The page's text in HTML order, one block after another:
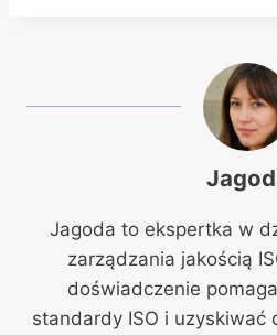
Jagoda to ekspertka w
zarządzania jakością
doświadczenie
standardy ISO i uzyskiwać